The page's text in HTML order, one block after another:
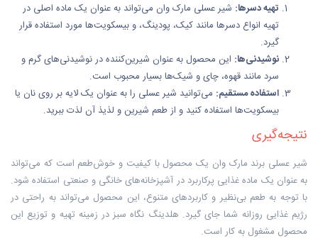
تهیه دسرها: شیر عسلی مارک وان می‌تواند به عنوان یک ماده اصلی در
تهیه انواع دسرها مانند کیک، پودینگ، و بیسکویت‌ها مورد استفاده قرار
گیرد.
نوشیدنی‌ها: این محصول به عنوان شیرین‌کننده در نوشیدنی‌های گرم و
سرد مانند قهوه، چای و شیک‌ها بسیار محبوب است.
استفاده مستقیم: می‌توانید شیر عسلی را به عنوان یک لایه بر روی نان یا
بیسکویت‌ها استفاده کنید و از طعم شیرین و لذیذ آن لذت ببرید.
نتیجه‌گیری
شیر عسلی برند مارک وان یک محصول با کیفیت و خوش‌طعم است که می‌تواند
به عنوان یک ماده غذایی پرکاربرد در آشپزخانه‌های خانگی و صنعتی استفاده شود.
با توجه به طعم بی‌نظیر و کاربردهای متنوع، این محصول می‌تواند به راحتی در
رژیم غذایی روزانه شما جای گیرد. هلدینگ نگاه سبز در زمینه تهیه و توزیع این
محصول مشغول به کار است.